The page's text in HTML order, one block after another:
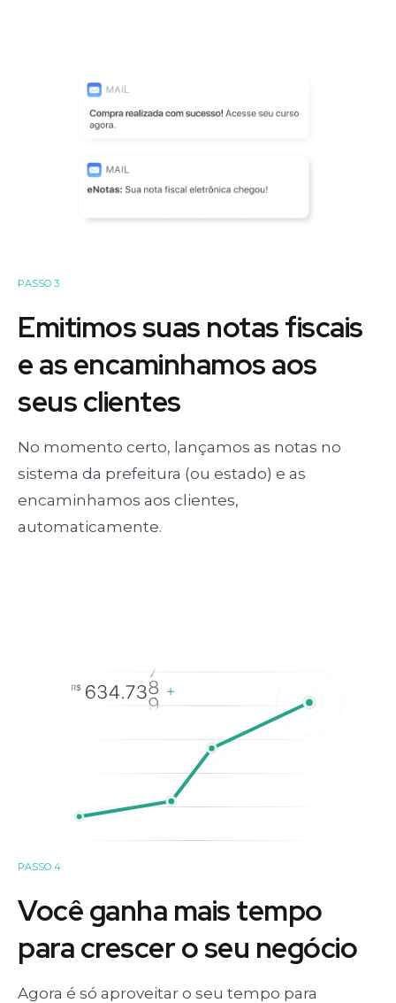
PASSO 3
Emitimos suas notas fiscais
e as encaminhamos aos
seus clientes
No momento certo, lançamos as notas no
sistema da prefeitura (ou estado) e as
encaminhamos aos clientes,
automaticamente.
PASSO 4
Você ganha mais tempo
para crescer o seu negócio
Agora é só aproveitar o seu tempo para